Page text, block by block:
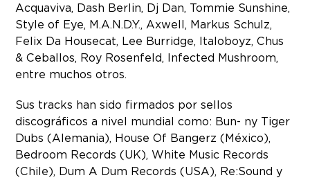
Acquaviva, Dash Berlin, Dj Dan, Tommie Sunshine,
Style of Eye, M.A.N.D.Y., Axwell, Markus Schulz,
Felix Da Housecat, Lee Burridge, Italoboyz, Chus
& Ceballos, Roy Rosenfeld, Infected Mushroom,
entre muchos otros.
Sus tracks han sido firmados por sellos
discográficos a nivel mundial como: Bun- ny Tiger
Dubs (Alemania), House Of Bangerz (México),
Bedroom Records (UK), White Music Records
(Chile), Dum A Dum Records (USA), Re:Sound y